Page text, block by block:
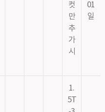
컷
만
추
가
시
01
일
1.
5T